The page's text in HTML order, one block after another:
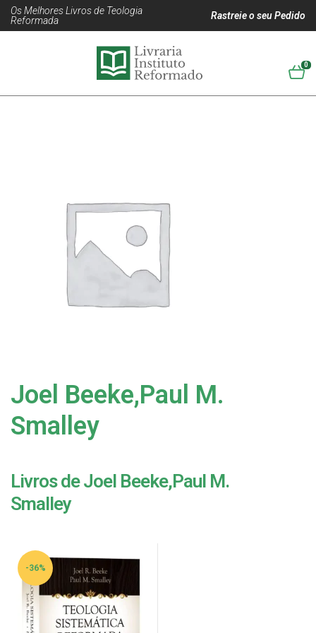
Os Melhores Livros de Teologia
Reformada
Rastreie o seu Pedido
0
Joel Beeke,Paul M.
Smalley
Livros de Joel Beeke,Paul M.
Smalley
-36%